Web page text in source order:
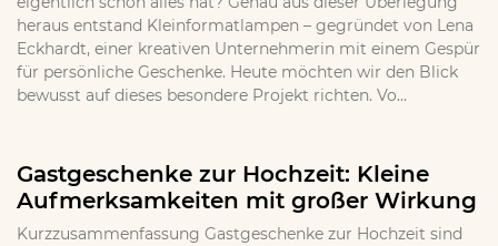
heraus entstand Kleinformatlampen – gegründet von Lena
Eckhardt, einer kreativen Unternehmerin mit einem Gespür
für persönliche Geschenke. Heute möchten wir den Blick
bewusst auf dieses besondere Projekt richten. Vo...
Gastgeschenke zur Hochzeit: Kleine
Aufmerksamkeiten mit großer Wirkung
Kurzzusammenfassung Gastgeschenke zur Hochzeit sind